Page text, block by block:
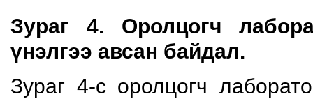
Зураг 4. Оролцогч
үнэлгээ авсан байдал.
Зураг 4-с оролцогч